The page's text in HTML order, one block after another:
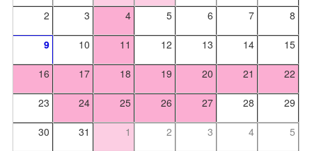
2 3 4 5 6 7 8
9 10 11 12 13 14 15
16 17 18 19 20 21 22
23 24 25 26 27 28 29
30 31 1 2 3 4 5